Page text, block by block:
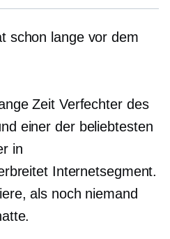
schon lange vor dem
ZeitVerfechter des
einer der beliebtesten
in
Internetsegment.
als noch niemand